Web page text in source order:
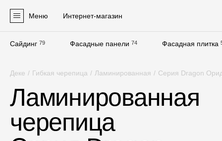
Меню Интернет-магазин
Сайдинг 79 Фасадные панели 74 Фасадная плитка
Сайдинг
Софиты
Фасадные панели
Деке / Гибкая черепица / Ламинированная / Серия Dragon
Ламинированная
черепица